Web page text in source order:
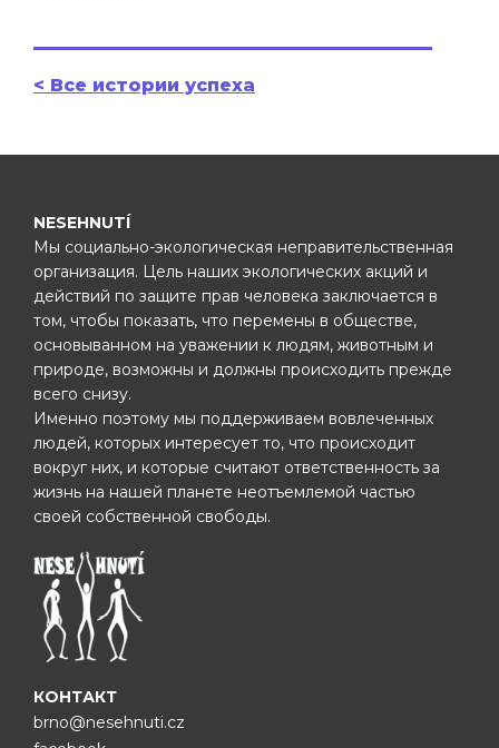
< Все истории успеха
NESEHNUTÍ
Мы социально-экологическая неправительственная
организация. Цель наших экологических акций и
действий по защите прав человека заключается в
том, чтобы показать, что перемены в обществе,
основыванном на уважении к людям, животным и
природе, возможны и должны происходить прежде
всего снизу.
Именно поэтому мы поддерживаем вовлеченных
людей, которых интересует то, что происходит
вокруг них, и которые считают ответственность за
жизнь на нашей планете неотъемлемой частью
своей собственной свободы.
КОНТАКТ
brno@nesehnuti.cz